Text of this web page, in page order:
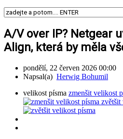
A/V over IP? Netgear
Align, která by měla
pondělí, 22 červen 2026 00:00
Napsal(a) Herwig Bohumil
velikost písma zmenšit velikost
zvětšit